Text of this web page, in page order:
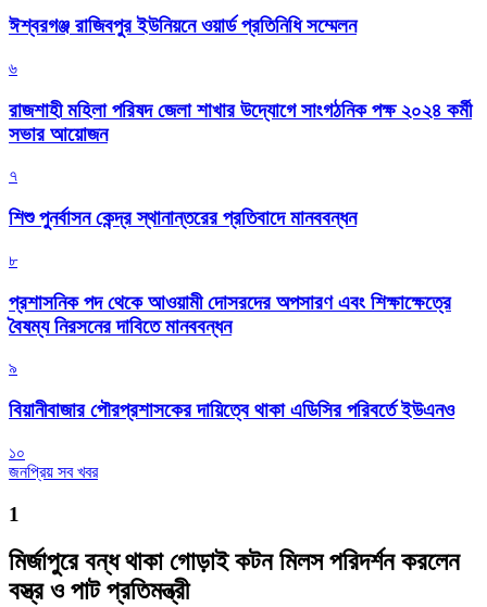
ঈশ্বরগঞ্জ রাজিবপুর ইউনিয়নে ওয়ার্ড প্রতিনিধি সম্মেলন
৬
রাজশাহী মহিলা পরিষদ জেলা শাখার উদ্যোগে সাংগঠনিক পক্ষ ২০২৪ কর্মী
সভার আয়োজন
৭
শিশু পুনর্বাসন কেন্দ্র স্থানান্তরের প্রতিবাদে মানববন্ধন
৮
প্রশাসনিক পদ থেকে আওয়ামী দোসরদের অপসারণ এবং শিক্ষাক্ষেত্রে
বৈষম্য নিরসনের দাবিতে মানববন্ধন
৯
বিয়ানীবাজার পৌরপ্রশাসকের দায়িত্বে থাকা এডিসির পরিবর্তে ইউএনও
১০
জনপ্রিয় সব খবর
1
মির্জাপুরে বন্ধ থাকা গোড়াই কটন মিলস পরিদর্শন করলেন
বস্ত্র ও পাট প্রতিমন্ত্রী